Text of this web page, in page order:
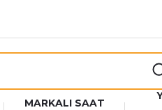
MARKALI SAAT